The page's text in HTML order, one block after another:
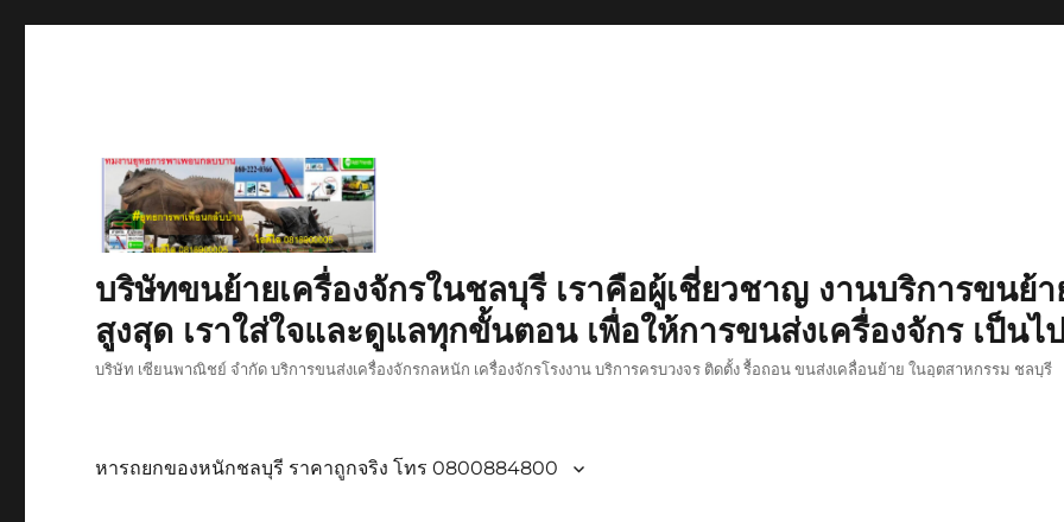
บริษัทขนย้ายเครื่องจักรในชลบุรี เราคือผู้เชี่ยวชาญ งานบริการขนย้
สูงสุด เราใส่ใจและดูแลทุกขั้นตอน เพื่อให้การขนส่งเครื่องจักร เป็นไ
บริษัท เซียนพาณิชย์ จำกัด บริการขนส่งเครื่องจักรกลหนัก เครื่องจักรโรงงาน บริการครบวงจร ติดตั้ง รื้อถอน ขนส่งเคลื่อนย้าย ในอุตสาหกรรม ชลบุรี
หารถยกของหนักชลบุรี ราคาถูกจริง โทร 0800884800